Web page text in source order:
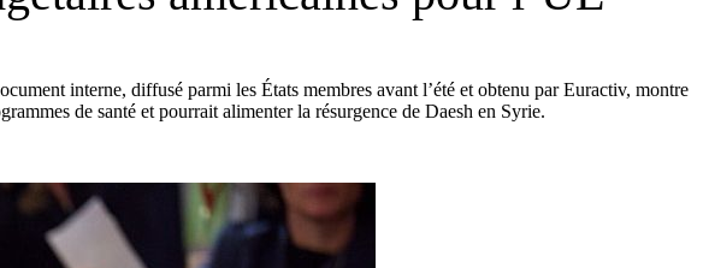
interne, diffusé parmi les États membres avant l’été et obtenu par Euractiv, montre
de santé et pourrait alimenter la résurgence de Daesh en Syrie.